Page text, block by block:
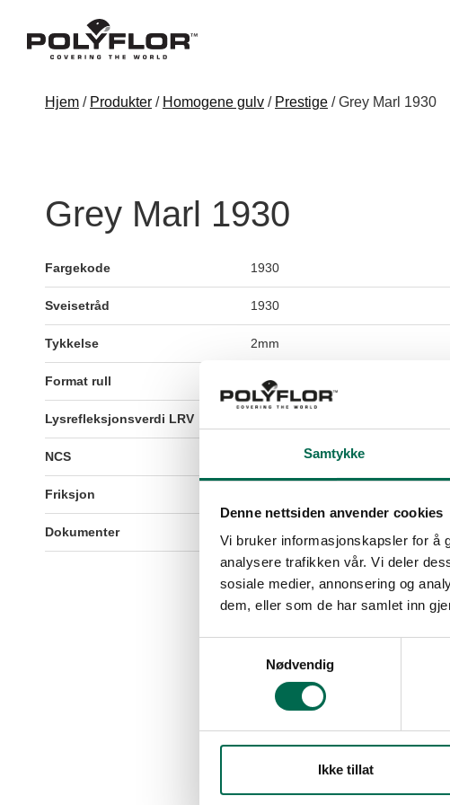
Samtykke
Denne nettsiden anvender cookies
Vi bruker informasjonskapsler for å
analysere trafikken vår. Vi deler
sosiale medier, annonsering og
dem, eller som de har samlet inn
Nødvendig
Ikke tillat
Hjem / Produkter / Homogene gulv / Prestige / Grey Marl 1930
Grey Marl 1930
Fargekode 1930
Sveisetråd 1930
Tykkelse 2mm
Format rull 2m x 20m = 40m2
Lysrefleksjonsverdi LRV
NCS S 3502-R
Friksjon
Dokumenter